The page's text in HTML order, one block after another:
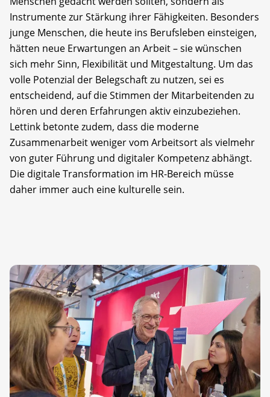
Instrumente zur Stärkung ihrer Fähigkeiten. Besonders
junge Menschen, die heute ins Berufsleben einsteigen,
hätten neue Erwartungen an Arbeit – sie wünschen
sich mehr Sinn, Flexibilität und Mitgestaltung. Um das
volle Potenzial der Belegschaft zu nutzen, sei es
entscheidend, auf die Stimmen der Mitarbeitenden zu
hören und deren Erfahrungen aktiv einzubeziehen.
Lettink betonte zudem, dass die moderne
Zusammenarbeit weniger vom Arbeitsort als vielmehr
von guter Führung und digitaler Kompetenz abhängt.
Die digitale Transformation im HR-Bereich müsse
daher immer auch eine kulturelle sein.